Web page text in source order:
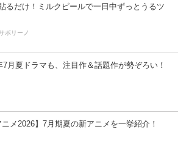
るだけ！ミルクピールで一日中ずっとうるツ
ボリーノ
7月夏ドラマも、注目作＆話題作が勢ぞろい！
ニメ2026】7月期夏の新アニメを一挙紹介！